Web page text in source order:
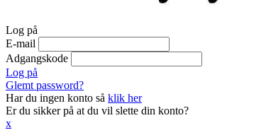
Log på
E-mail
Adgangskode
Log på
Glemt password?
Har du ingen konto så klik her
Er du sikker på at du vil slette din konto?
x